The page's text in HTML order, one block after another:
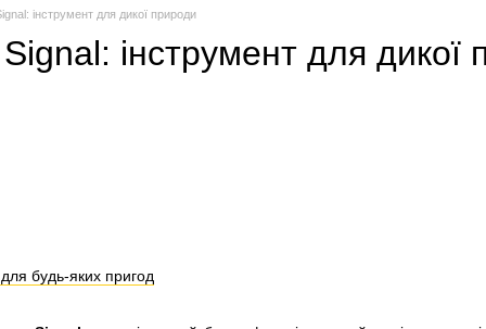
інструмент для дикої природи
інструмент для дикої
будь-яких пригод